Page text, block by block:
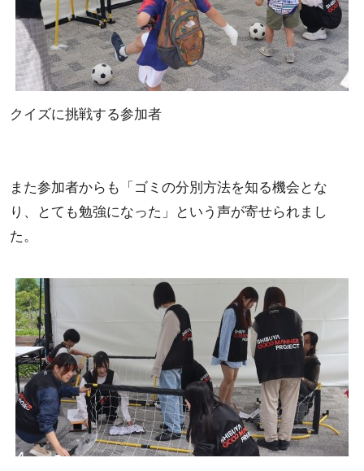
クイズに挑戦する参加者
また参加者からも「ゴミの分別方法を知る機会とな
り、とても勉強になった」という声が寄せられまし
た。